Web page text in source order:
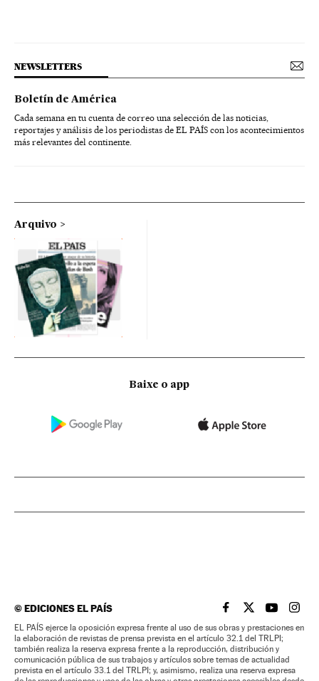
NEWSLETTERS
Boletín de América
Cada semana en tu cuenta de correo una selección de las noticias,
reportajes y análisis de los periodistas de EL PAÍS con los acontecimientos
más relevantes del continente.
Arquivo
Baixe o app
©EDICIONES EL PAÍS EL PAÍS BRASIL EN
EL PAÍSEL PAÍS
EL
EL PAÍS ejerce la oposición expresa frente al uso de sus obras y prestaciones en
la elaboración de revistas de prensa prevista en el artículo 32.1 del TRLPI;
también realiza la reserva expresa frente a la reproducción, distribución y
comunicación pública de sus trabajos y artículos sobre temas de actualidad
prevista en el artículo 33.1 del TRLPI; y, asimismo, realiza una reserva expresa